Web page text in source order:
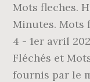
Mots fleches.
Minutes. Mots
4 - 1er avril
Fléchés et
fournis par le